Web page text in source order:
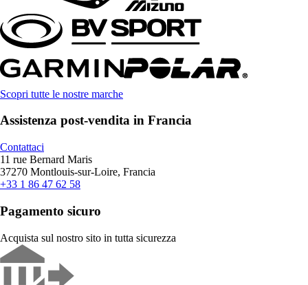
Scopri tutte le nostre marche
Assistenza post-vendita in Francia
Contattaci
11 rue Bernard Maris
37270 Montlouis-sur-Loire, Francia
+33 1 86 47 62 58
Pagamento sicuro
Acquista sul nostro sito in tutta sicurezza